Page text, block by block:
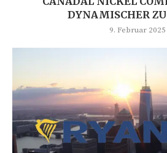
DYNAMISCHER
9. Februar 2025